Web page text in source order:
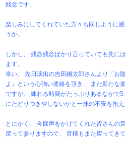
残念です。
楽しみにしてくれていた方々も同じように
うか。
しかし、 残念残念ばかり言っていても先に
ます。
幸い、 先日演出の吉田鋼太郎さんより「お
よ」という心強い連絡を頂き、 また新たな
ですが、 練れる時間がたっぷりあるなかで
にたどりつきやしないかと一抹の不安を抱
とにかく、 今回声をかけてくれた皆さんの
戻って参りますので、 皆様もまた戻ってき